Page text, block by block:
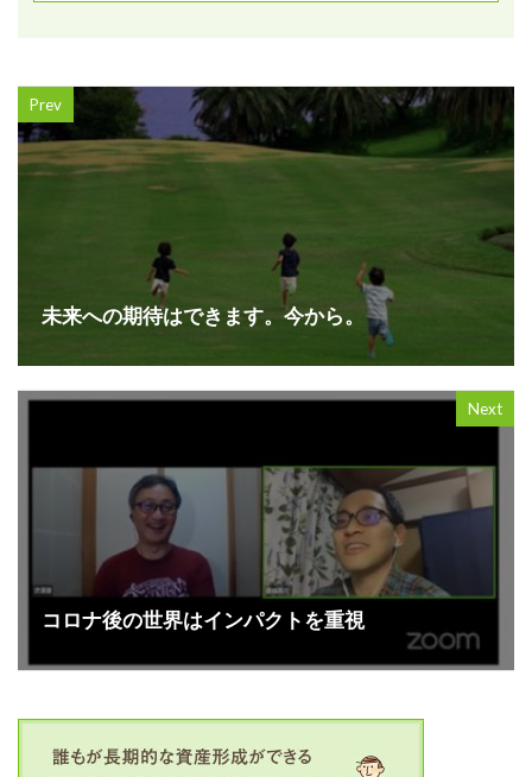
Prev
未来への期待はできます。今から。
Next
コロナ後の世界はインパクトを重視